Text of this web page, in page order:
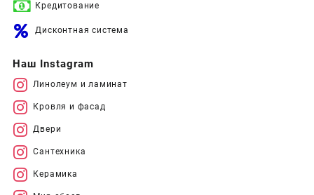
Кредитование
Дисконтная система
Наш Instagram
Линолеум и ламинат
Кровля и фасад
Двери
Сантехника
Керамика